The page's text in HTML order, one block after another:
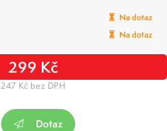
Na dotaz
Na dotaz
299 Kč
247 Kč bez DPH
Dotaz